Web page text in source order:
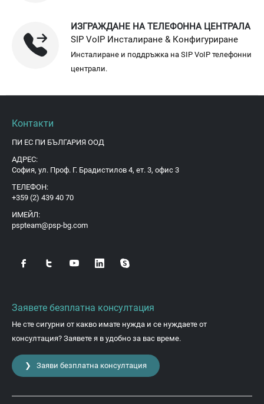
ИЗГРАЖДАНЕ НА ТЕЛЕФОННА ЦЕНТРАЛА
SIP VoIP Инсталиране & Конфигуриране
Инсталиране и поддръжка на SIP VoIP телефонни
централи.
Контакти
ПИ ЕС ПИ БЪЛГАРИЯ ООД
АДРЕС:
София, ул. Проф. Г. Брадистилов 4, ет. 3, офис 3
ТЕЛЕФОН:
+359 (2) 439 40 70
ИМЕЙЛ:
pspteam@psp-bg.com
Заявете безплатна консултация
Не сте сигурни от какво имате нужда и се нуждаете от
консултация? Заявете я в удобно за вас време.
❯ Заяви безплатна консултация